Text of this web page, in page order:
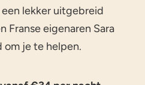
lekker uitgebreid
Franse eigenaren Sara
om je te helpen.